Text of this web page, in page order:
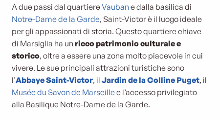
A due passi dal quartiereVauban e dalla basilica di
Notre-Dame de la Garde, Saint-Victor è il luogo ideale
per gli appassionati di storia. Questo quartiere chiave
di Marsiglia ha un ricco patrimonio culturale e
storico, oltre a essere una zona molto piacevole in cui
vivere. Le sue principali attrazioni turistiche sono
l’Abbaye Saint-Victor, il Jardin de la Colline Puget, il
Musée du Savon de Marseillee l’accesso privilegiato
alla Basilique Notre-Dame de la Garde.